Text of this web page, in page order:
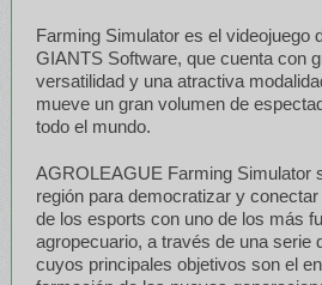
Farming Simulator es el videojuego
GIANTS Software, que cuenta con
versatilidad y una atractiva
mueve un gran volumen de
todo el mundo.
AGROLEAGUE Farming Simulator
región para democratizar y
de los esports con uno de los más
agropecuario, a través de una serie
cuyos principales objetivos son el